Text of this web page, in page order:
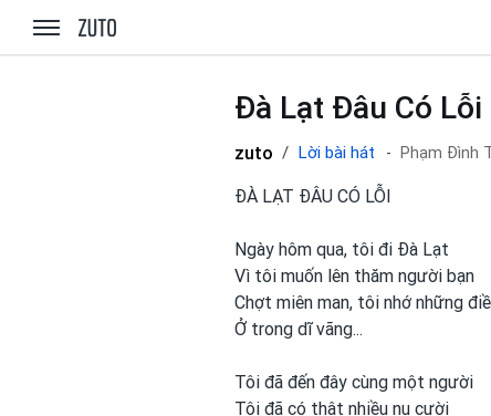
zuto.vn
Đà Lạt Đâu Có Lỗi
zuto Lời bài hát Phạm Đình
ĐÀ LẠT ĐÂU CÓ LỖI
Ngày hôm qua, tôi đi Đà Lạt
Vì tôi muốn lên thăm người bạn
Chợt miên man, tôi nhớ những
Ở trong dĩ vãng...
Tôi đã đến đây cùng một người
Tôi đã có thật nhiều nụ cười